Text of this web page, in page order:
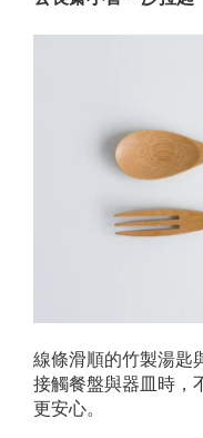
線條滑順的竹製湯匙
接觸餐盤與器皿時，
更安心。